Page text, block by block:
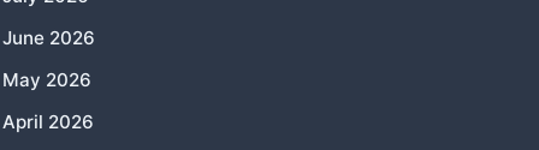
June 2026
May 2026
April 2026